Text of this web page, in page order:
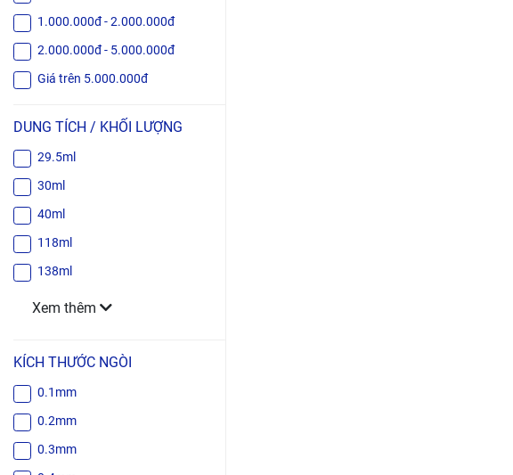
1.000.000đ - 2.000.000đ
2.000.000đ - 5.000.000đ
Giá trên 5.000.000đ
DUNG TÍCH / KHỐI LƯỢNG
29.5ml
30ml
40ml
118ml
138ml
Xem thêm
KÍCH THƯỚC NGÒI
0.1mm
0.2mm
0.3mm